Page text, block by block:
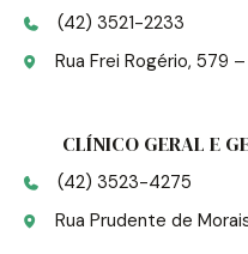
(42) 3521-2233
Rua Frei Rogério, 579
CLÍNICO GERAL E
(42) 3523-4275
Rua Prudente de